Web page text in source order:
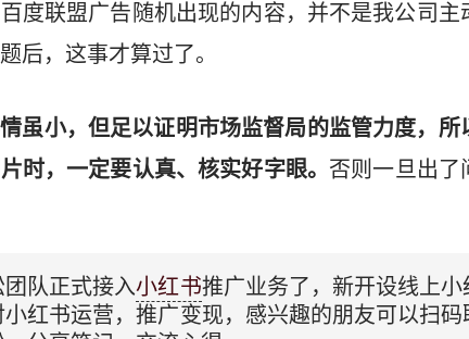
度联盟广告随机出现的内容，并不是我公司
后，这事才算过了。
虽小，但足以证明市场监督局的监管力度，
时，一定要认真、核实好字眼。 否则一旦出了
团队正式接入小红书推广业务了，新开设线上
小红书运营，推广变现，感兴趣的朋友可以扫